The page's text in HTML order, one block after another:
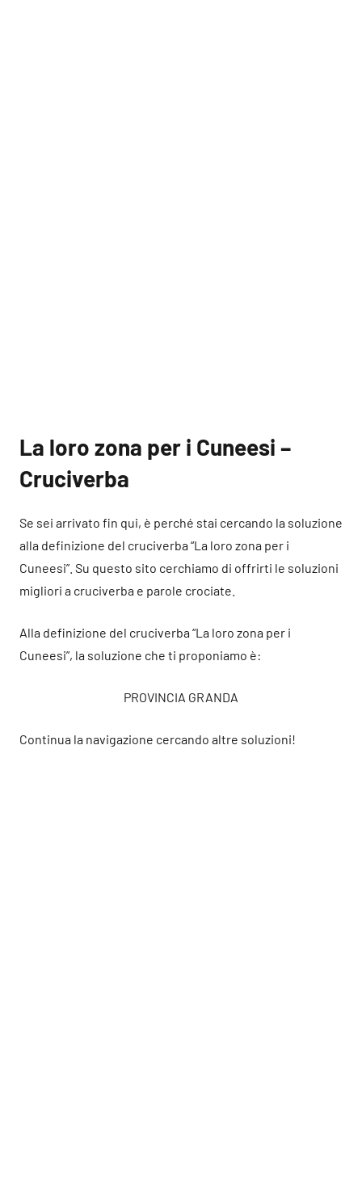
La loro zona per i Cuneesi –
Cruciverba
Se sei arrivato fin qui, è perché stai cercando la soluzione
alla definizione del cruciverba “La loro zona per i
Cuneesi”. Su questo sito cerchiamo di offrirti le soluzioni
migliori a cruciverba e parole crociate.
Alla definizione del cruciverba “La loro zona per i
Cuneesi”, la soluzione che ti proponiamo è:
PROVINCIA GRANDA
Continua la navigazione cercando altre soluzioni!